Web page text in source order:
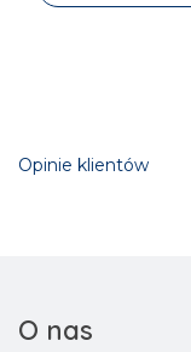
Opinie klientów
O nas